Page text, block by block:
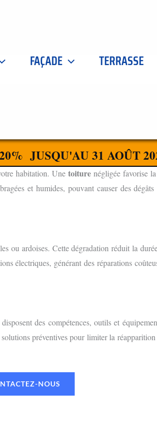
FAÇADE TERRASSE
JUSQU'AU 31 AOÛT
habitation. Une toiturenégligée favorise
et humides, pouvant causer des
ou ardoises. Cette dégradation réduit la
électriques, générant des réparations
des compétences, outils et
préventives pour limiter la
NOUS